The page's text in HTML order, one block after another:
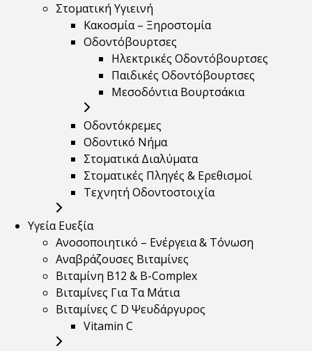
Στοματική Υγιεινή
Κακοσμία – Ξηροστομία
Οδοντόβουρτσες
Ηλεκτρικές Οδοντόβουρτσες
Παιδικές Οδοντόβουρτσες
Μεσοδόντια Βουρτσάκια
Οδοντόκρεμες
Οδοντικό Νήμα
Στοματικά Διαλύματα
Στοματικές Πληγές & Ερεθισμοί
Τεχνητή Οδοντοστοιχία
Υγεία Ευεξία
Ανοσοποιητικό – Ενέργεια & Τόνωση
Αναβράζουσες Βιταμίνες
Βιταμίνη B12 & Β-Complex
Βιταμίνες Για Τα Μάτια
Βιταμίνες C D Ψευδάργυρος
Vitamin C